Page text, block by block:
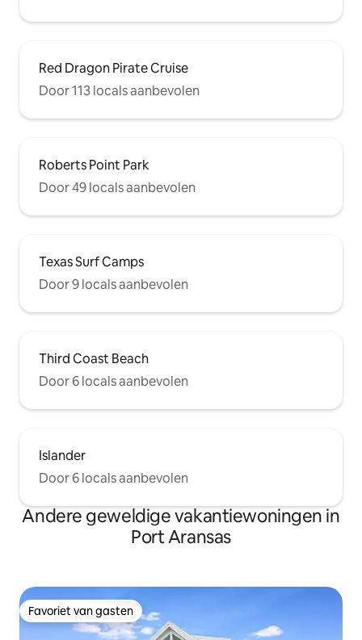
Red Dragon Pirate Cruise
Door 113 locals aanbevolen
Roberts Point Park
Door 49 locals aanbevolen
Texas Surf Camps
Door 9 locals aanbevolen
Third Coast Beach
Door 6 locals aanbevolen
Islander
Door 6 locals aanbevolen
Andere geweldige vakantiewoningen in
Port Aransas
Favoriet van gasten
Favoriet van gasten